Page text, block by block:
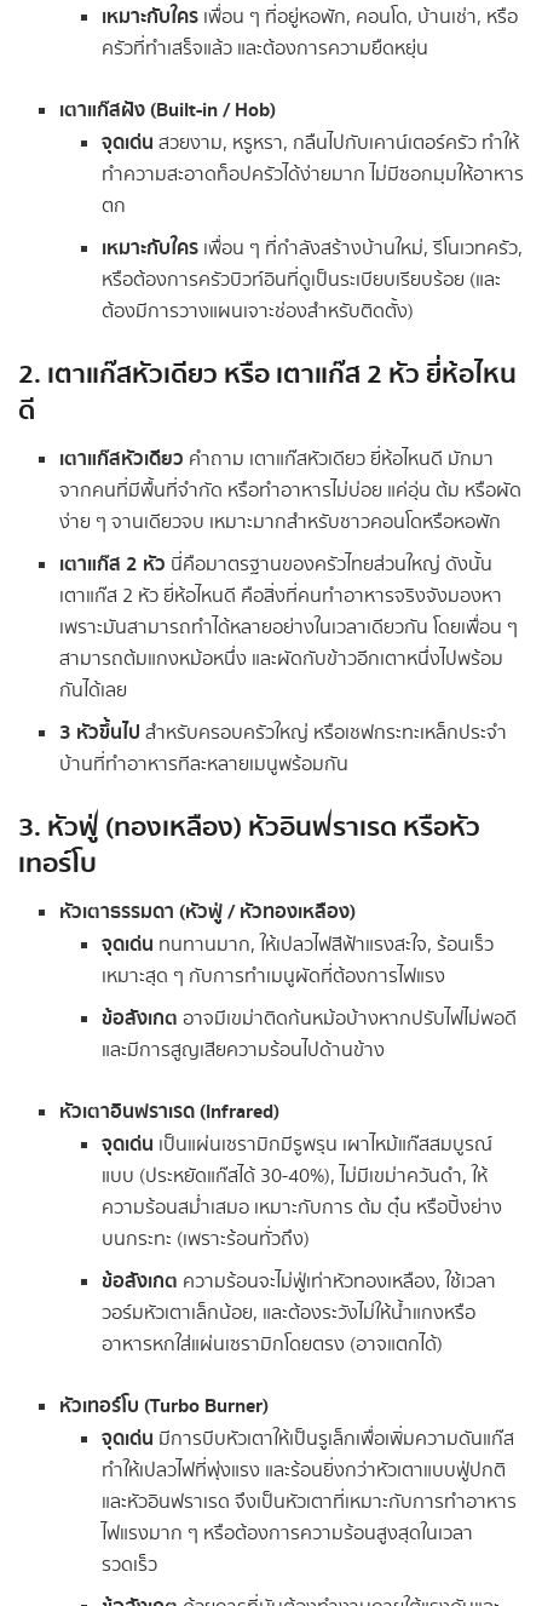
เหมาะกับใครเพื่อน ๆ ที่อยู่หอพัก, คอนโด, บ้านเช่า, หรือ
ครัวที่ทำเสร็จแล้ว และต้องการความยืดหยุ่น
เตาแก๊สฝัง (Built-in / Hob)
จุดเด่น สวยงาม, หรูหรา, กลืนไปกับเคาน์เตอร์ครัว ทำให้
ทำความสะอาดท็อปครัวได้ง่ายมาก ไม่มีซอกมุมให้อาหาร
ตก
เหมาะกับใครเพื่อน ๆ ที่กำลังสร้างบ้านใหม่, รีโนเวทครัว,
หรือต้องการครัวบิวท์อินที่ดูเป็นระเบียบเรียบร้อย (และ
ต้องมีการวางแผนเจาะช่องสำหรับติดตั้ง)
2. เตาแก๊สหัวเดียว หรือ เตาแก๊ส 2 หัว ยี่ห้อไหน
ดี
เตาแก๊สหัวเดียว คำถาม เตาแก๊สหัวเดียว ยี่ห้อไหนดี มักมา
จากคนที่มีพื้นที่จำกัด หรือทำอาหารไม่บ่อย แค่อุ่น ต้ม หรือผัด
ง่าย ๆ จานเดียวจบ เหมาะมากสำหรับชาวคอนโดหรือหอพัก
เตาแก๊ส 2 หัว นี่คือมาตรฐานของครัวไทยส่วนใหญ่ ดังนั้น
เตาแก๊ส 2 หัว ยี่ห้อไหนดี คือสิ่งที่คนทำอาหารจริงจังมองหา
เพราะมันสามารถทำได้หลายอย่างในเวลาเดียวกัน โดยเพื่อน ๆ
สามารถต้มแกงหม้อหนึ่ง และผัดกับข้าวอีกเตาหนึ่งไปพร้อม
กันได้เลย
3 หัวขึ้นไป สำหรับครอบครัวใหญ่ หรือเชฟกระทะเหล็กประจำ
บ้านที่ทำอาหารทีละหลายเมนูพร้อมกัน
3. หัวฟู่ (ทองเหลือง) หัวอินฟราเรด หรือหัว
เทอร์โบ
หัวเตาธรรมดา (หัวฟู่ / หัวทองเหลือง)
จุดเด่น ทนทานมาก, ให้เปลวไฟสีฟ้าแรงสะใจ, ร้อนเร็ว
เหมาะสุด ๆ กับการทำเมนูผัดที่ต้องการไฟแรง
ข้อสังเกต อาจมีเขม่าติดก้นหม้อบ้างหากปรับไฟไม่พอดี
และมีการสูญเสียความร้อนไปด้านข้าง
หัวเตาอินฟราเรด (Infrared)
จุดเด่น เป็นแผ่นเซรามิกมีรูพรุน เผาไหม้แก๊สสมบูรณ์
แบบ (ประหยัดแก๊สได้ 30-40%), ไม่มีเขม่าควันดำ, ให้
ความร้อนสม่ำเสมอ เหมาะกับการ ต้ม ตุ๋น หรือปิ้งย่าง
บนกระทะ (เพราะร้อนทั่วถึง)
ข้อสังเกต ความร้อนจะไม่ฟู่เท่าหัวทองเหลือง, ใช้เวลา
วอร์มหัวเตาเล็กน้อย, และต้องระวังไม่ให้น้ำแกงหรือ
อาหารหกใส่แผ่นเซรามิกโดยตรง (อาจแตกได้)
หัวเทอร์โบ (Turbo Burner)
จุดเด่น มีการบีบหัวเตาให้เป็นรูเล็กเพื่อเพิ่มความดันแก๊ส
ทำให้เปลวไฟที่พุ่งแรง และร้อนยิ่งกว่าหัวเตาแบบฟู่ปกติ
และหัวอินฟราเรด จึงเป็นหัวเตาที่เหมาะกับการทำอาหาร
ไฟแรงมาก ๆ หรือต้องการความร้อนสูงสุดในเวลา
รวดเร็ว